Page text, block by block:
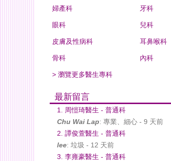
婦產科 牙科
眼科 兒科
皮膚及性病科 耳鼻喉科
骨科 內科
> 瀏覽更多醫生專科
最新留言
1. 周愷琦醫生 - 普通科
Chu Wai Lap: 專業、細心 - 9 天前
2. 譚俊萱醫生 - 普通科
lee: 垃圾 - 12 天前
3. 李雍豪醫生 - 普通科